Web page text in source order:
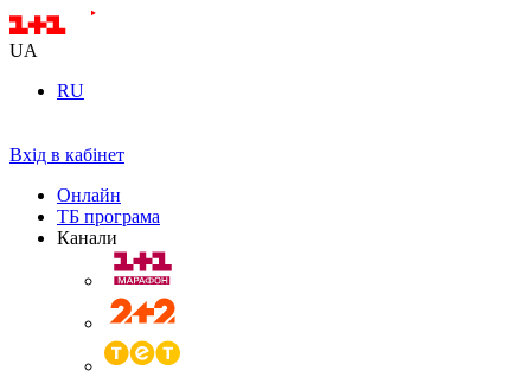
UA
RU
Вхід в кабінет
Онлайн
ТБ програма
Канали